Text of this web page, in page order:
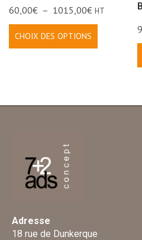
60,00€ – 1015,00€ HT
CHOIX DES OPTIONS
Adresse
18 rue de Dunkerque